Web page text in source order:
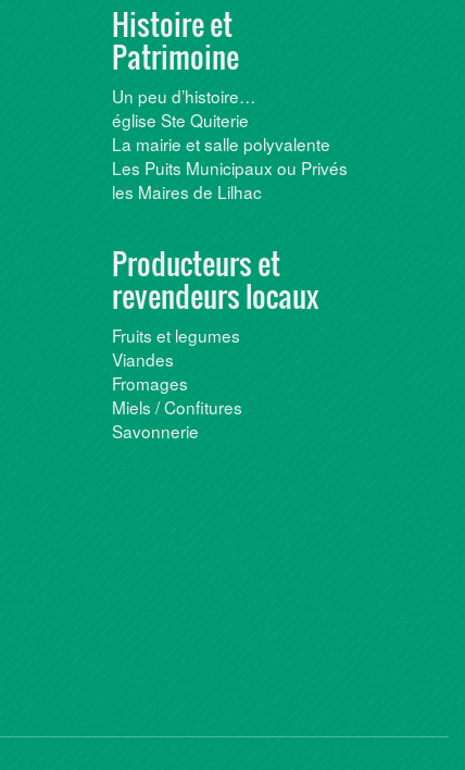
Histoire et
Patrimoine
Un peu d’histoire…
église Ste Quiterie
La mairie et salle polyvalente
Les Puits Municipaux ou Privés
les Maires de Lilhac
Producteurs et
revendeurs locaux
Fruits et legumes
Viandes
Fromages
Miels / Confitures
Savonnerie